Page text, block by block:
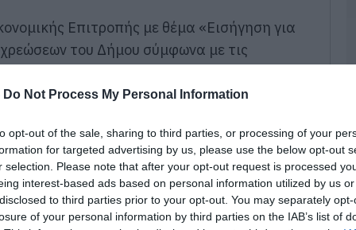
Do Not Process My Personal Information
opt-out of the sale, sharing to third parties, or processing of your
for targeted advertising by us, please use the below opt-out
selection. Please note that after your opt-out request is processed
interest-based ads based on personal information utilized by us
to third parties prior to your opt-out. You may separately
of your personal information by third parties on the IAB’s list of
Επιτροπής με θέμα «Εισήγηση για
του Δήμου σύμφωνα με τις
του ν. 2362/1995.
μεταξύ ΟΑΕΔ και Ανταποκριτή ΟΑΕΔ
και Ανανέωση σύμβασης για το χρονικό
2019
επιτροπής για το χαρακτηρισμό των
αρμοδιότητας και δικαιοδοσίας ως